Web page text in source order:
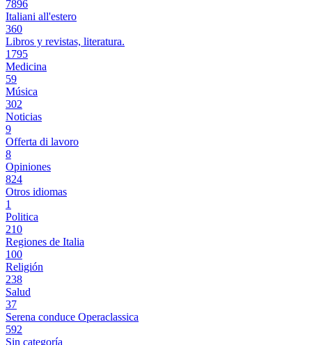
7896
Italiani all'estero
360
Libros y revistas, literatura.
1795
Medicina
59
Música
302
Noticias
9
Offerta di lavoro
8
Opiniones
824
Otros idiomas
1
Politica
210
Regiones de Italia
100
Religión
238
Salud
37
Serena conduce Operaclassica
592
Sin categoría